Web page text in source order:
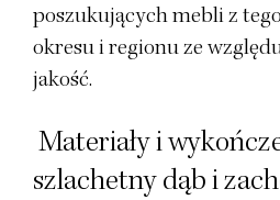
poszukujących mebli z
okresu i regionu ze
jakość.
Materiały i
szlachetny dąb i